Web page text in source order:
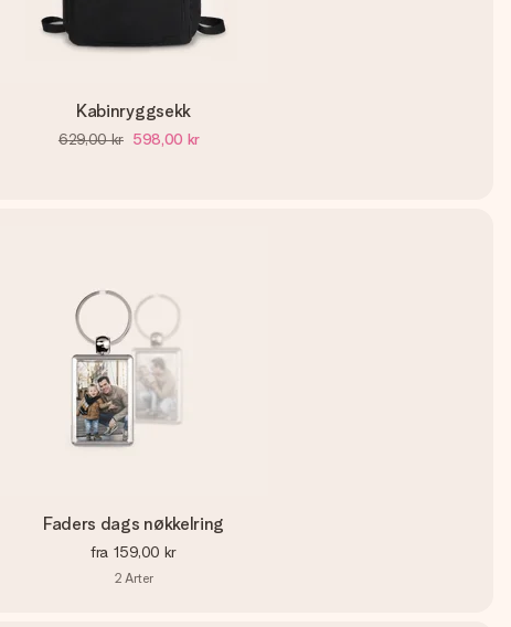
Kabinryggsekk
629,00 kr 598,00 kr
Faders dags nøkkelring
fra 159,00 kr
2 Arter